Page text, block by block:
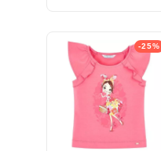
-25%